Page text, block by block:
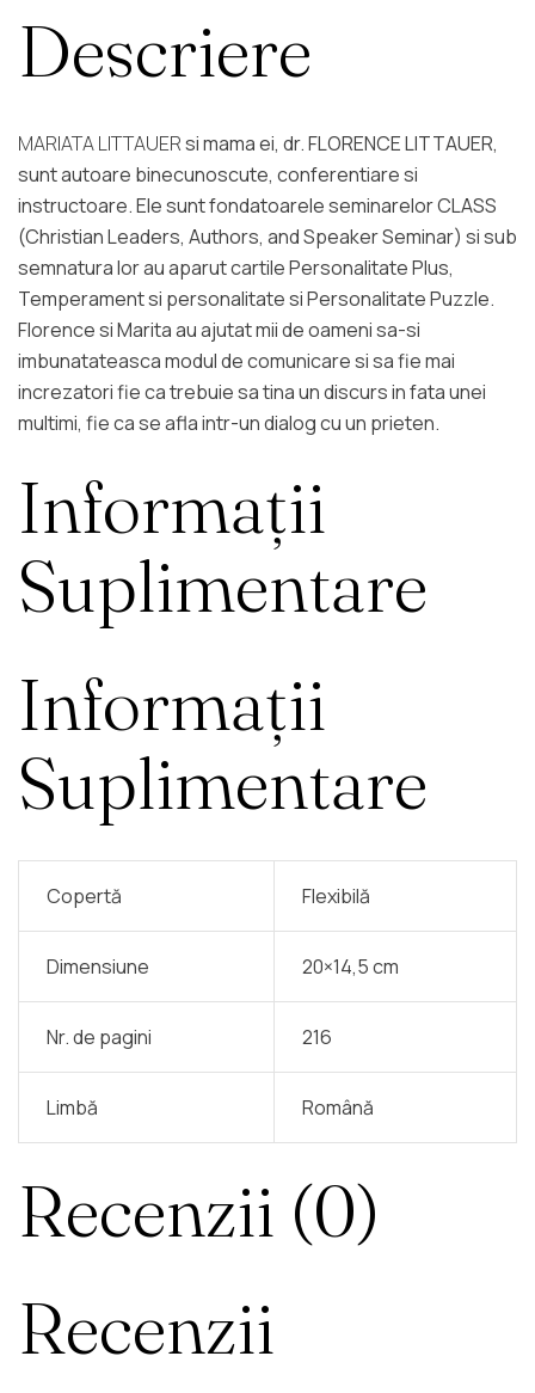
Descriere
MARIATA LITTAUERsi mama ei, dr. FLORENCE LITTAUER,
sunt autoare binecunoscute, conferentiare si
instructoare. Ele sunt fondatoarele seminarelor CLASS
(Christian Leaders, Authors, and Speaker Seminar) si sub
semnatura lor au aparut cartile Personalitate Plus,
Temperament si personalitate si Personalitate Puzzle.
Florence si Marita au ajutat mii de oameni sa-si
imbunatateasca modul de comunicare si sa fie mai
increzatori fie ca trebuie sa tina un discurs in fata unei
multimi, fie ca se afla intr-un dialog cu un prieten.
Informații
Suplimentare
Informații
Suplimentare
Copertă Flexibilă
Dimensiune 20×14,5 cm
Nr. de pagini 216
Limbă Română
Recenzii (0)
Recenzii